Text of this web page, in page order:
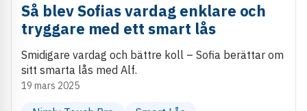
Så blev Sofias vardag enklare och
tryggare med ett smart lås
Smidigare vardag och bättre koll – Sofia berättar om
sitt smarta lås med Alf.
19 mars 2025